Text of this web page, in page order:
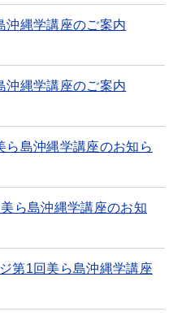
沖縄学講座のご案内
沖縄学講座のご案内
ら島沖縄学講座のお知ら
ら島沖縄学講座のお知
第1回美ら島沖縄学講座